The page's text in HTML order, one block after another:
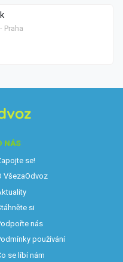
Praha
NÁS
se!
VšezaOdvoz
si
nás
používání
se líbí nám